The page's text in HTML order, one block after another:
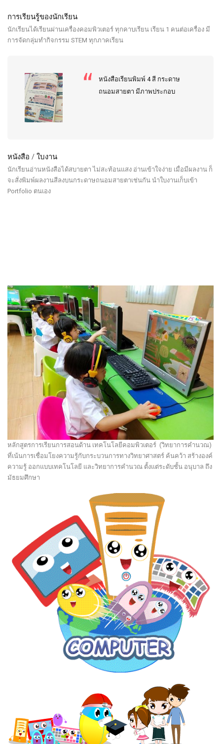
การเรียนรู้ของนักเรียน
นักเรียนได้เรียนผ่านเครื่องคอมพิวเตอร์ ทุกคาบเรียน เรียน 1 คนต่อเครื่อง มี
การจัดกลุ่มทำกิจกรรม STEM ทุกภาคเรียน
หนังสือเรียนพิมพ์ 4 สี กระดาษ
ถนอมสายตา มีภาพประกอบ
หนังสือ / ใบงาน
นักเรียนอ่านหนังสือได้สบายตา ไม่สะท้อนแสง อ่านเข้าใจง่าย เมื่อมีผลงาน ก็
จะสั่งพิมพ์ผลงานสีลงบนกระดาษถนอมสายตาเช่นกัน นำใบงานเก็บเข้า
Portfolio ตนเอง
หลักสูตรการเรียนการสอนด้าน เทคโนโลยีคอมพิวเตอร์ (วิทยาการคำนวณ)
ที่เน้นการเชื่อมโยงความรู้กับกระบวนการทางวิทยาศาสตร์ ค้นคว้า สร้างองค์
ความรู้ ออกแบบเทคโนโลยี และวิทยาการคำนวณ ตั้งแต่ระดับชั้น อนุบาล ถึง
มัธยมศึกษา